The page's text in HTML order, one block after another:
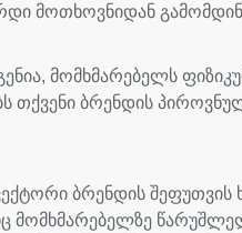
მოთხოვნიდან
მომხმარებელს
თქვენი ბრენდის
ბრენდის შეფუთვის
მომხმარებელზე